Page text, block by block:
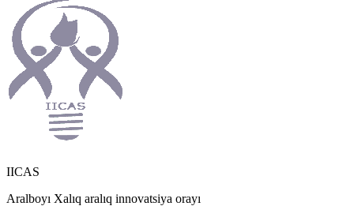
IICAS
Aralboyı Xalıq aralıq innovatsiya orayı